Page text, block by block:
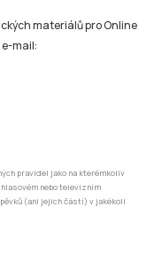
materiálů pro Online
e-mail:
pravidel jako na kterémkoliv
nebo televizním
(ani jejich částí) v jakékoli